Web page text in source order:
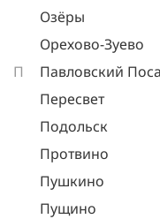
Озёры
Орехово-Зуево
П
Павловский
Пересвет
Подольск
Протвино
Пушкино
Пущино